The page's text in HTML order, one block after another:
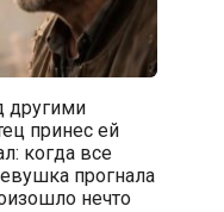
другими
принес ей
когда все
прогнала
нечто